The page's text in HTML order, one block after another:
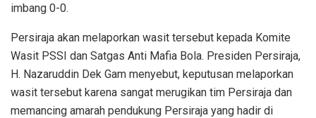
imbang 0-0.
Persiraja akan melaporkan wasit tersebut kepada Komite
Wasit PSSI dan Satgas Anti Mafia Bola. Presiden Persiraja,
H. Nazaruddin Dek Gam menyebut, keputusan melaporkan
wasit tersebut karena sangat merugikan tim Persiraja dan
memancing amarah pendukung Persiraja yang hadir di